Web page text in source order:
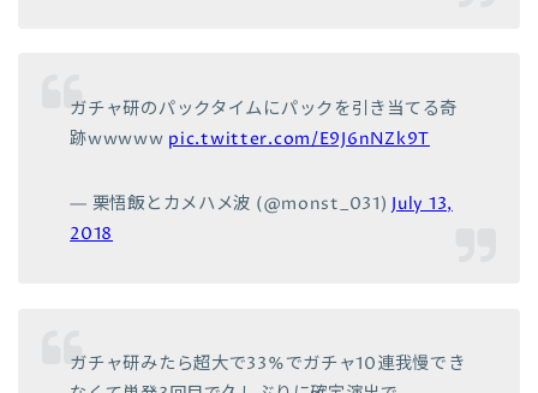
ガチャ研のパックタイムにパックを引き当てる奇
跡wwwww pic.twitter.com/E9J6nNZk9T
— 栗悟飯とカメハメ波 (@monst_031) July 13,
2018
ガチャ研みたら超大で33%でガチャ10連我慢でき